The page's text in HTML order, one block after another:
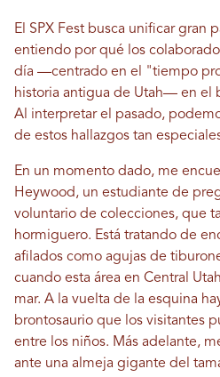
El SPX Fest busca unificar gran
entiendo por qué los
día —centrado en el "tiempo
historia antigua de Utah— en el
Al interpretar el pasado,
de estos hallazgos tan
En un momento dado, me
Heywood, un estudiante de
voluntario de colecciones, que
hormiguero. Está tratando de
afilados como agujas de
cuando esta área en Central
mar. A la vuelta de la esquina
brontosaurio que los visitantes
entre los niños. Más adelante,
ante una almeja gigante del